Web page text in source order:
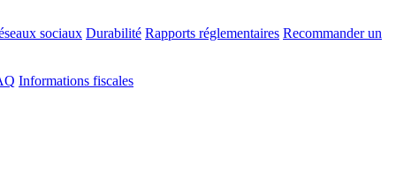
sociaux Durabilité Rapports réglementaires Recommander un
Informations fiscales